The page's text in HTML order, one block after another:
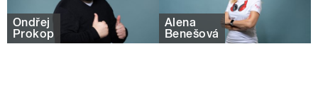
Ondřej
Prokop
Alena
Benešová